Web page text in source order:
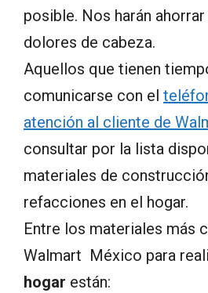
posible. Nos harán
dolores de cabeza.
Aquellos que tienen
comunicarse con el
atención al cliente de
consultar por la lista
materiales de
refacciones en el hogar.
Entre los materiales más
Walmart México para
hogar están: